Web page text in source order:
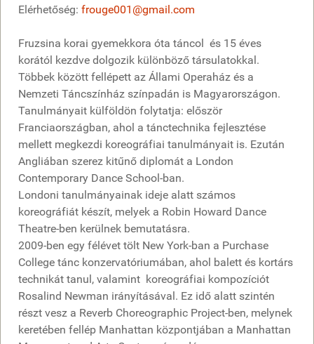
Elérhetőség: frouge001@gmail.com
Fruzsina korai gyemekkora óta táncol és 15 éves
korától kezdve dolgozik különböző társulatokkal.
Többek között fellépett az Állami Operaház és a
Nemzeti Táncszínház színpadán is Magyarországon.
Tanulmányait külföldön folytatja: először
Franciaországban, ahol a tánctechnika fejlesztése
mellett megkezdi koreográfiai tanulmányait is. Ezután
Angliában szerez kitűnő diplomát a London
Contemporary Dance School-ban.
Londoni tanulmányainak ideje alatt számos
koreográfiát készít, melyek a Robin Howard Dance
Theatre-ben kerülnek bemutatásra.
2009-ben egy félévet tölt New York-ban a Purchase
College tánc konzervatóriumában, ahol balett és kortárs
technikát tanul, valamint koreográfiai kompozíciót
Rosalind Newman irányításával. Ez idő alatt szintén
részt vesz a Reverb Choreographic Project-ben, melynek
keretében fellép Manhattan központjában a Manhattan